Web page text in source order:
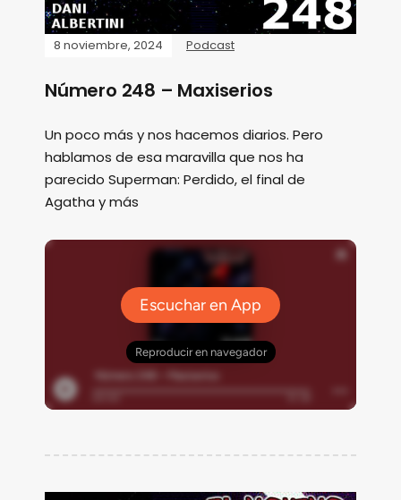
8 noviembre, 2024 Podcast
Número 248 – Maxiserios
Un poco más y nos hacemos diarios. Pero
hablamos de esa maravilla que nos ha
parecido Superman: Perdido, el final de
Agatha y más